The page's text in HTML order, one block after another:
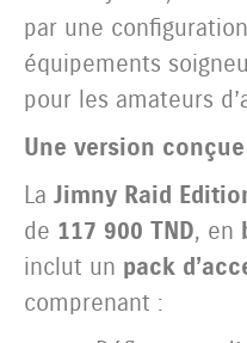
par une
équipements
pour les amateurs
Une version
La Jimny Raid
de 117 900 TND, en
inclut un pack
comprenant :